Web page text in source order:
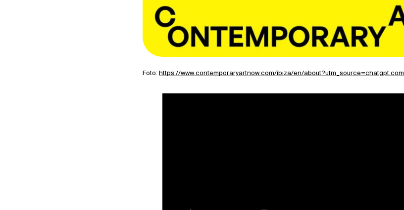
Foto: https://www.contemporaryartnow.com/ibiza/en/about?utm_source=chatgpt.com